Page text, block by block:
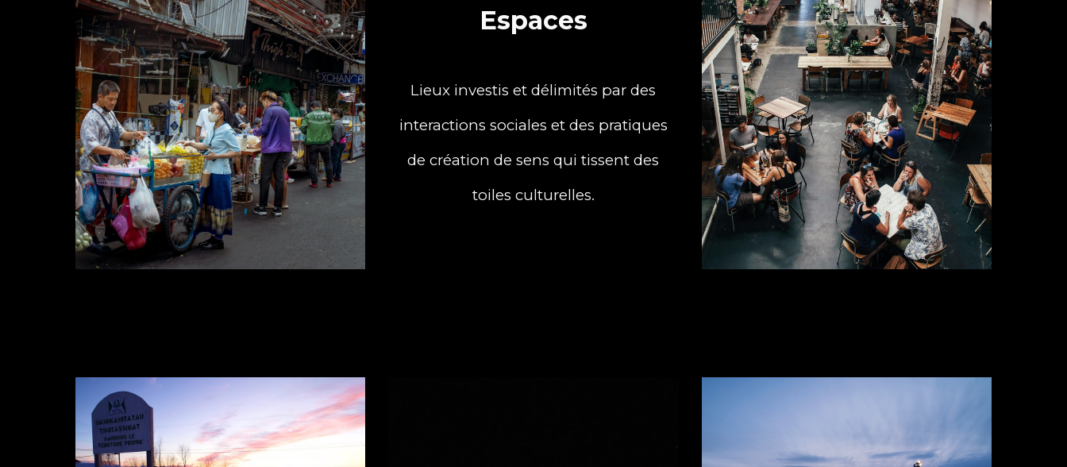
Espaces
Lieux investis et délimités par des
interactions sociales et des pratiques
de création de sens qui tissent des
toiles culturelles.